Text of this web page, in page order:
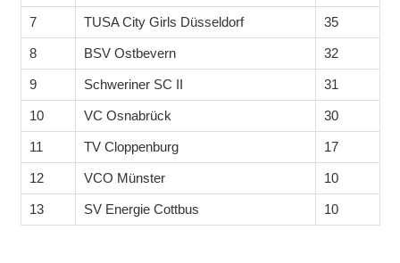
7 TUSA City Girls Düsseldorf 35
8 BSV Ostbevern 32
9 Schweriner SC II 31
10 VC Osnabrück 30
11 TV Cloppenburg 17
12 VCO Münster 10
13 SV Energie Cottbus 10